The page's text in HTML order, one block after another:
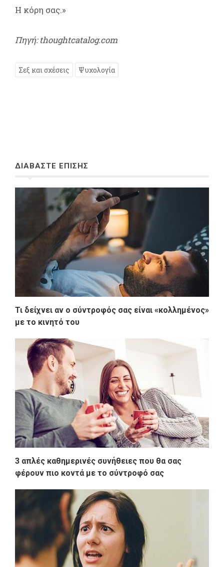
Η κόρη σας.»
Πηγή:thoughtcatalog.com
Σεξ και σχέσεις Ψυχολογία
ΔΙΑΒΑΣΤΕ ΕΠΙΣΗΣ
Τι δείχνει αν ο σύντροφός σας είναι «κολλημένος»
με το κινητό του
3 απλές καθημερινές συνήθειες που θα σας
φέρουν πιο κοντά με το σύντροφό σας